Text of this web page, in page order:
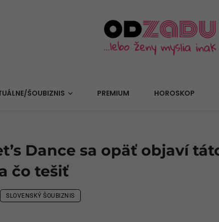
ŠOUBIZNIS PREMIUM HOROSKOP
Dance sa opäť objaví
čo tešiť
SLOVENSKÝ ŠOUBIZNIS